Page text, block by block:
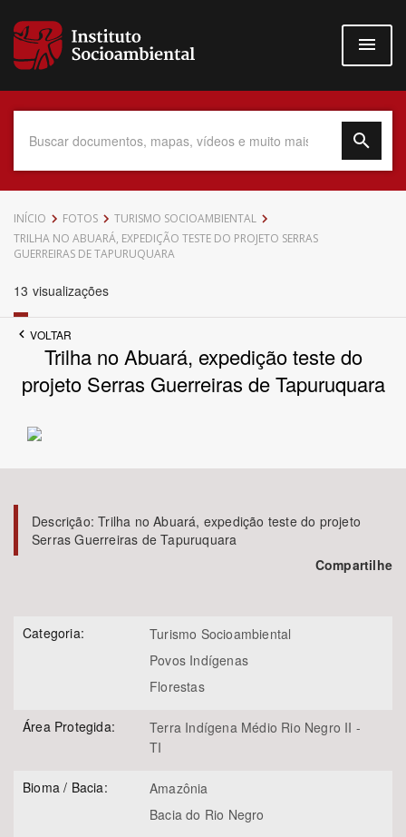
para
conteúdo
Data do Documento
Povo Indígena
Subtema
Área Protegida
INÍCIO FOTOS
TURISMO SOCIOAMBIENTAL
TRILHA NO ABUARÁ, EXPEDIÇÃO TESTE DO PROJETO SERRAS
GUERREIRAS DE TAPURUQUARA
13 visualizações
VOLTAR
Trilha no Abuará, expedição teste do
projeto Serras Guerreiras de Tapuruquara
Descrição:Trilha no Abuará, expedição teste do projeto
Serras Guerreiras de Tapuruquara
Compartilhe
Categoria:
Turismo Socioambiental
Povos Indígenas
Florestas
Área Protegida:
Terra Indígena Médio Rio Negro II -
TI
Bioma / Bacia:
Amazônia
Bacia do Rio Negro